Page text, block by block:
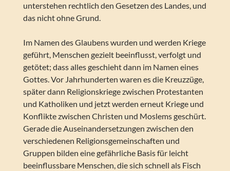
unterstehen rechtlich den Gesetzen des Landes, und
das nicht ohne Grund.
Im Namen des Glaubens wurden und werden Kriege
geführt, Menschen gezielt beeinflusst, verfolgt und
getötet; dass alles geschieht dann im Namen eines
Gottes. Vor Jahrhunderten waren es die Kreuzzüge,
später dann Religionskriege zwischen Protestanten
und Katholiken und jetzt werden erneut Kriege und
Konflikte zwischen Christen und Moslems geschürt.
Gerade die Auseinandersetzungen zwischen den
verschiedenen Religionsgemeinschaften und
Gruppen bilden eine gefährliche Basis für leicht
beeinflussbare Menschen, die sich schnell als Fisch